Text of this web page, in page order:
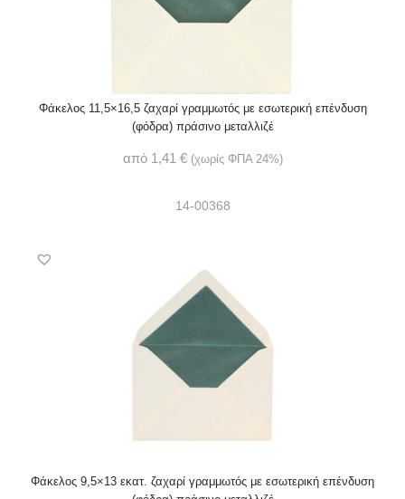
Φάκελος 11,5×16,5 ζαχαρί γραμμωτός με εσωτερική επένδυση
(φόδρα) πράσινο μεταλλιζέ
από 1,41 € (χωρίς ΦΠΑ 24%)
14-00368
Φάκελος 9,5×13 εκατ. ζαχαρί γραμμωτός με εσωτερική επένδυση